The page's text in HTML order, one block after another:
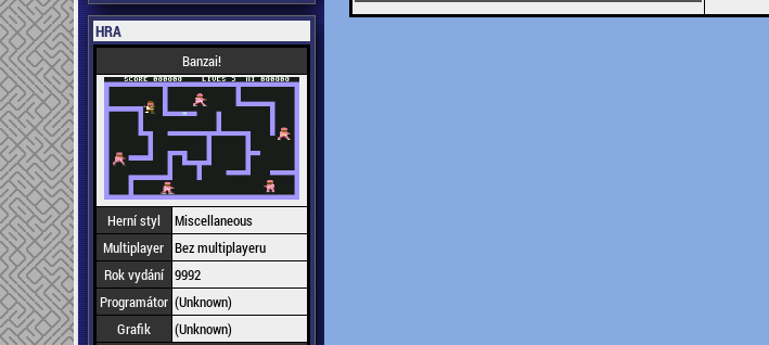
HRA
Banzai!
Herní styl
Miscellaneous
Multiplayer Bez multiplayeru
Rok vydání 9992
Programátor (Unknown)
Grafik
(Unknown)